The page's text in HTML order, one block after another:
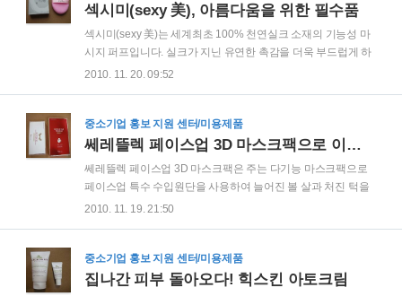
또한 라벤더, 캐모마일, 제라늄 등의 각종 아로마에센셜 오일의
을 사용하지 않아도 좋을 정도로 향이 좋아 긴장이 완화되고 마
음이 편안해 지는 효과까지 느낄 수 있었습니다. 제품은 녹차가
연상되는 초록색 상자에 담겨 있는데 한눈에 봐도 건강에 좋은
식물성 제품이라는 이미지를 느낄 수 있습니다. 실..
섹시미(sexy 美), 아름다움을 위한 필수품
섹시미(sexy 美)는 세계최초 100% 천연실크 소재의 기능성 마
시지 퍼프입니다. 실크가 지닌 유연한 촉감을 더욱 부드럽게 하
여 마사지를 할 때 피부의 손상을 최소화하여 각종 영양분을 피
에 따라 문지르면 각질제거, 수분 및 영양공급, 피지제거, 미백
효과, 모공관리, 주름예방, 탄력증대, 기미 주근깨 개선 효과 등
간단히 사용하기만 하면 이처럼 많은 효과를 볼 수 있다고 하니
아주 편리하면서도 피부관리에 유용한 제품인 것 같습니다. 섹
시미 스킨케어는 100% 천연실크로 만들어진 얼굴마사지용 기
능성 퍼프이기 때문에 피부 잡티..
2010. 11. 20. 09:52
중소기업 홍보 지원 센터/미용제품
쎄레뜰렉 페이스업 3D 마스크팩으로 이중보습, 피부탄력, 리프팅까지!
쎄레뜰렉 페이스업 3D 마스크팩은 주는 다기능 마스크팩으로
페이스업 특수 수입원단을 사용하여 늘어진 볼 살과 처진 턱을
효과있게 위로 당겨줍니다. 알부틴과 녹차 추출물이 어둡고 칙
피부 진정을 도와주며, 보습성분인 히아루론산은 건조한 피부
의 갈증을 해소시켜줍니다. 쎄레뜰렉 페이스업 마스크팩의 효
2010. 11. 19. 21:50
중소기업 홍보 지원 센터/미용제품
집나간 피부 돌아오다! 힉스킨 아토크림